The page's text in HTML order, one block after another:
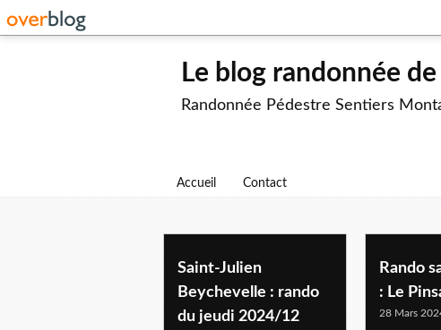
Le blog randonnée
Randonnée Pédestre Sentiers
Accueil Contact
Saint-Julien
Beychevelle : rando
du jeudi 2024/12
Rando
: Le
28 Mars